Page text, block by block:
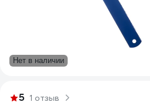
Нет в наличии
5 1 отзыв